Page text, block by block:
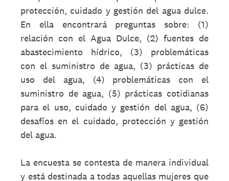
protección, cuidado y gestión del agua dulce.
En ella encontrará preguntas sobre: (1)
relación con el Agua Dulce, (2) fuentes de
abastecimiento hídrico, (3) problemáticas
con el suministro de agua, (3) prácticas de
uso del agua, (4) problemáticas con el
suministro de agua, (5) prácticas cotidianas
para el uso, cuidado y gestión del agua, (6)
desafíos en el cuidado, protección y gestión
del agua.
La encuesta se contesta de manera individual
y está destinada a todas aquellas mujeres que